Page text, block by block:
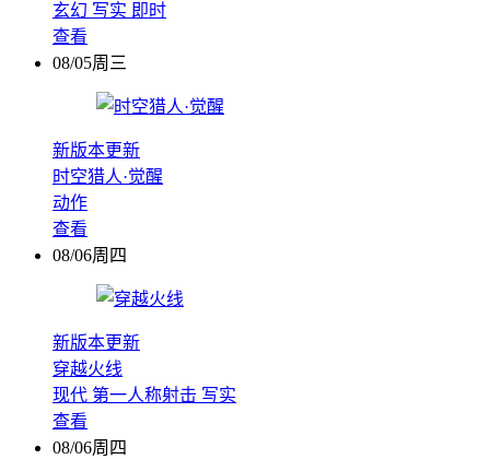
玄幻 写实 即时
查看
08/05周三
新版本更新
时空猎人·觉醒
动作
查看
08/06周四
新版本更新
穿越火线
现代 第一人称射击 写实
查看
08/06周四